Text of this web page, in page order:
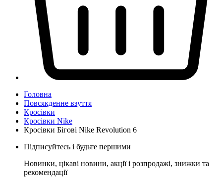
Головна
Повсякденне взуття
Кросівки
Кросівки Nike
Кросівки Бігові Nike Revolution 6
Підписуйтесь і будьте першими
Новинки, цікаві новини, акції і розпродажі, знижки та
рекомендації